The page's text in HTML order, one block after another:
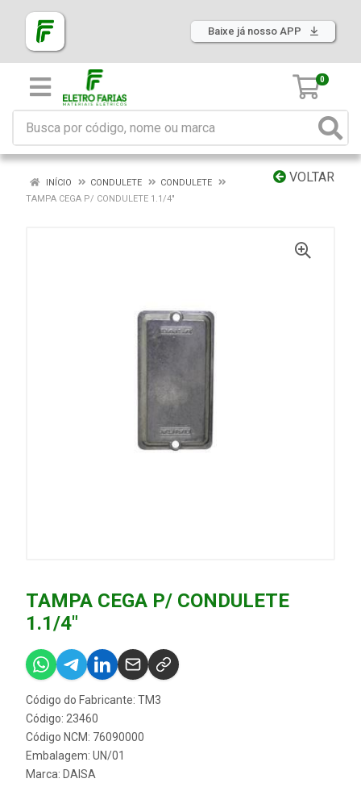
Baixe já nosso APP
0
VOLTAR
INÍCIO CONDULETE
CONDULETE
TAMPA CEGA P/ CONDULETE 1.1/4"
TAMPA CEGA P/ CONDULETE
1.1/4"
Código do Fabricante: TM3
Código: 23460
Código NCM: 76090000
Embalagem: UN/01
Marca: DAISA